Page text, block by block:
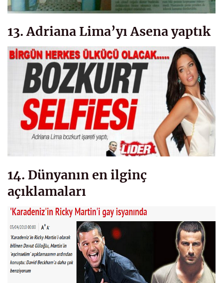
13. Adriana Lima’yı Asena yaptık
14. Dünyanın en ilginç
açıklamaları